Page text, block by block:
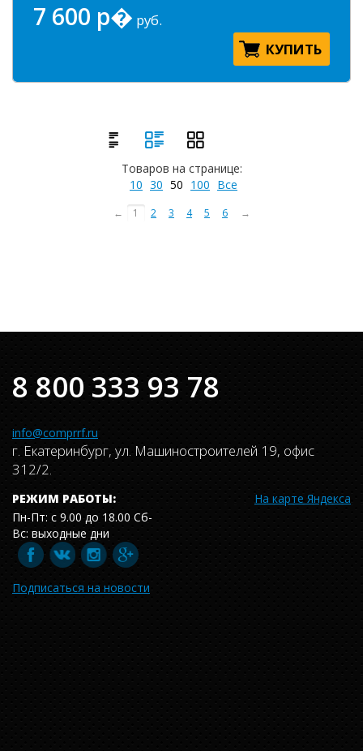
7 600 р� руб.
КУПИТЬ
Товаров на странице:
10 30 50 100 Все
← 1 2 3 4 5 6 →
8 800 333 93 78
info@comprrf.ru
г. Екатеринбург, ул. Машиностроителей 19, офис
312/2.
РЕЖИМ РАБОТЫ:
На карте Яндекса
Пн-Пт: с 9.00 до 18.00 Сб-
Вс: выходные дни
Подписаться на новости